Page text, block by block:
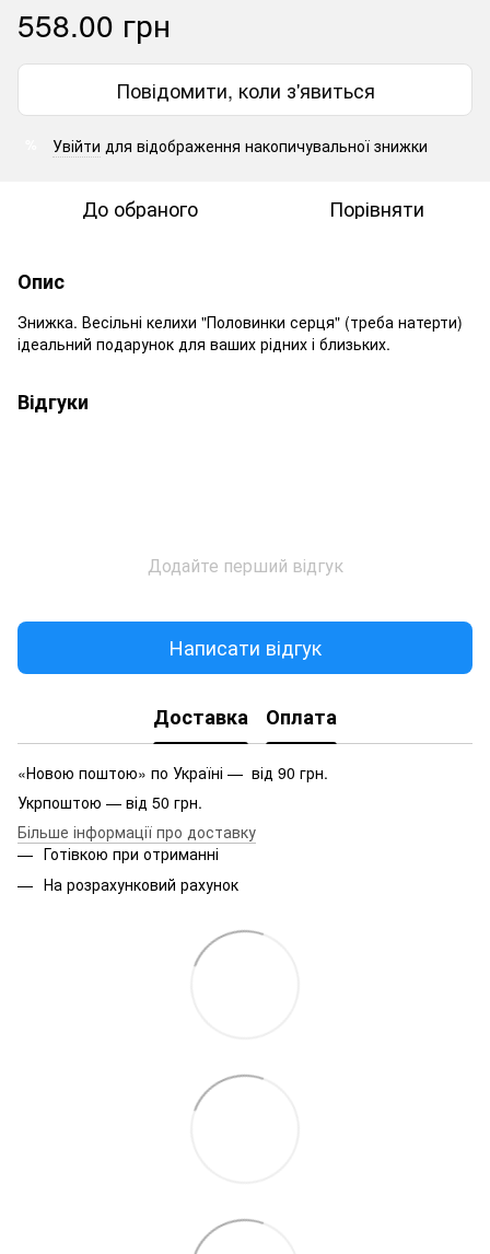
558.00 грн
Повідомити, коли з'явиться
Увійти для відображення накопичувальної знижки
До обраного Порівняти
Опис
Знижка. Весільні келихи "Половинки серця" (треба натерти)
ідеальний подарунок для ваших рідних і близьких.
Відгуки
Додайте перший відгук
Написати відгук
Доставка Оплата
«Новою поштою» по Україні — від 90 грн.
Укрпоштою — від 50 грн.
Більше інформації про доставку
Готівкою при отриманні
На розрахунковий рахунок